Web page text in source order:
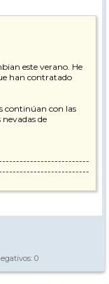
este verano. He
han contratado
continúan con las
de
0